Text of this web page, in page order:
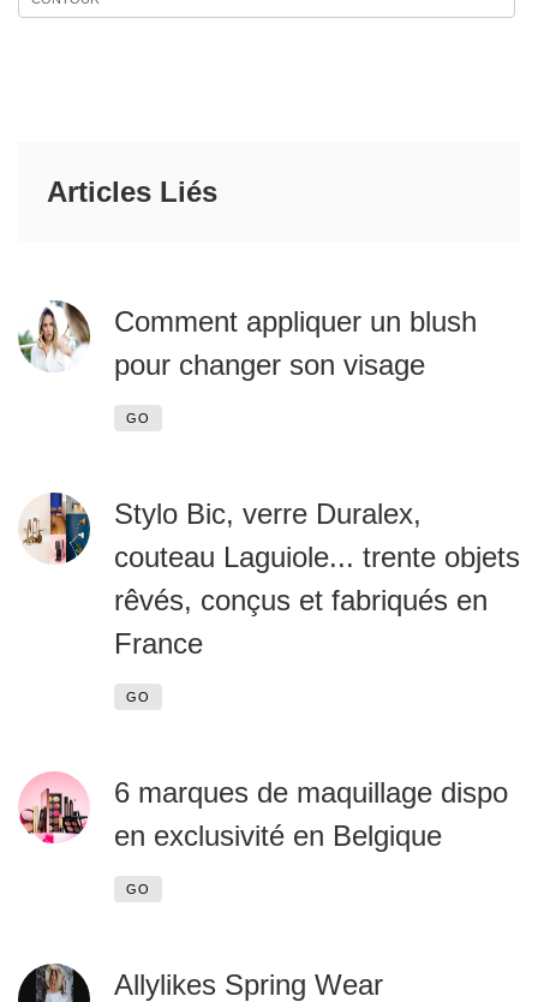
Articles Liés
Comment appliquer un blush
pour changer son visage
GO
Stylo Bic, verre Duralex,
couteau Laguiole... trente objets
rêvés, conçus et fabriqués en
France
GO
6 marques de maquillage dispo
en exclusivité en Belgique
GO
Allylikes Spring Wear